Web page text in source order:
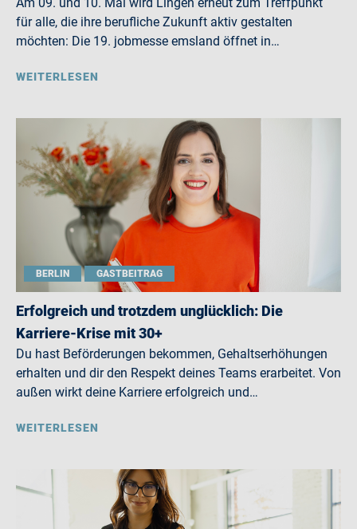
für alle, die ihre berufliche Zukunft aktiv gestalten
möchten: Die 19. jobmesse emsland öffnet in…
WEITERLESEN
BERLIN GASTBEITRAG
Erfolgreich und trotzdem unglücklich: Die
Karriere-Krise mit 30+
Du hast Beförderungen bekommen, Gehaltserhöhungen
erhalten und dir den Respekt deines Teams erarbeitet. Von
außen wirkt deine Karriere erfolgreich und…
WEITERLESEN